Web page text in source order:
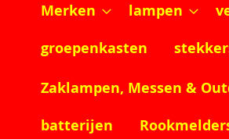
Merken lampen
groepenkasten
Zaklampen, Messen &
batterijen